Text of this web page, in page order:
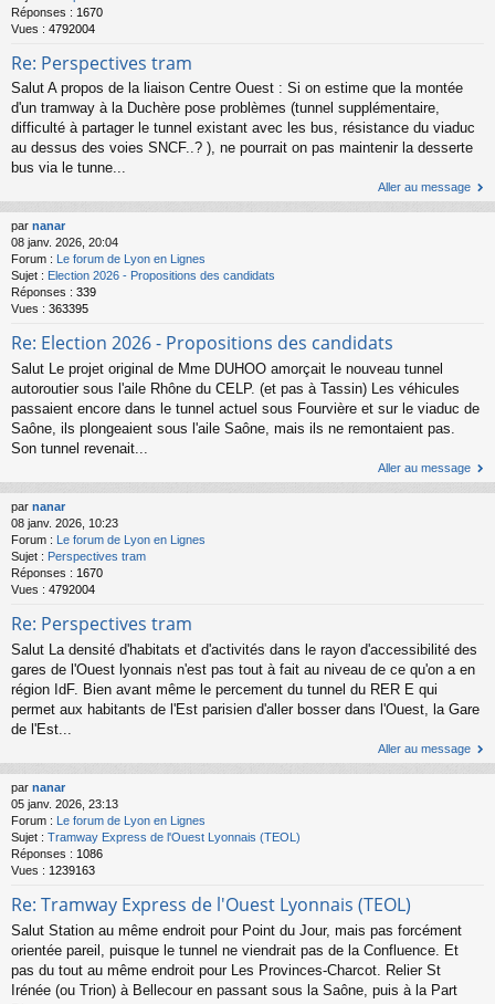
Réponses : 1670
Vues : 4792004
Re: Perspectives tram
Salut A propos de la liaison Centre Ouest : Si on estime que la montée
d'un tramway à la Duchère pose problèmes (tunnel supplémentaire,
difficulté à partager le tunnel existant avec les bus, résistance du viaduc
au dessus des voies SNCF..? ), ne pourrait on pas maintenir la desserte
bus via le tunne...
Aller au message
par nanar
08 janv. 2026, 20:04
Forum :
Le forum de Lyon en Lignes
Sujet : Election 2026 - Propositions des candidats
Réponses : 339
Vues : 363395
Re: Election 2026 - Propositions des candidats
Salut Le projet original de Mme DUHOO amorçait le nouveau tunnel
autoroutier sous l'aile Rhône du CELP. (et pas à Tassin) Les véhicules
passaient encore dans le tunnel actuel sous Fourvière et sur le viaduc de
Saône, ils plongeaient sous l'aile Saône, mais ils ne remontaient pas.
Son tunnel revenait...
Aller au message
par nanar
08 janv. 2026, 10:23
Forum : Le forum de Lyon en Lignes
Sujet : Perspectives tram
Réponses : 1670
Vues : 4792004
Re: Perspectives tram
Salut La densité d'habitats et d'activités dans le rayon d'accessibilité des
gares de l'Ouest lyonnais n'est pas tout à fait au niveau de ce qu'on a en
région IdF. Bien avant même le percement du tunnel du RER E qui
permet aux habitants de l'Est parisien d'aller bosser dans l'Ouest, la Gare
de l'Est...
Aller au message
par nanar
05 janv. 2026, 23:13
Forum : Le forum de Lyon en Lignes
Sujet : Tramway Express de l'Ouest Lyonnais (TEOL)
Réponses : 1086
Vues : 1239163
Re: Tramway Express de l'Ouest Lyonnais (TEOL)
Salut Station au même endroit pour Point du Jour, mais pas forcément
orientée pareil, puisque le tunnel ne viendrait pas de la Confluence. Et
pas du tout au même endroit pour Les Provinces-Charcot. Relier St
Irénée (ou Trion) à Bellecour en passant sous la Saône, puis à la Part